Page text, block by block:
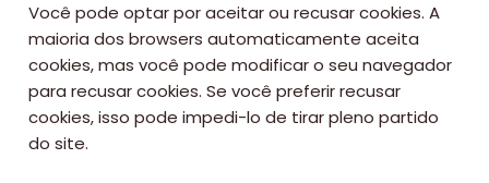
Você pode optar por aceitar ou recusar cookies. A
maioria dos browsers automaticamente aceita
cookies, mas você pode modificar o seu navegador
para recusar cookies. Se você preferir recusar
cookies, isso pode impedi-lo de tirar pleno partido
do site.